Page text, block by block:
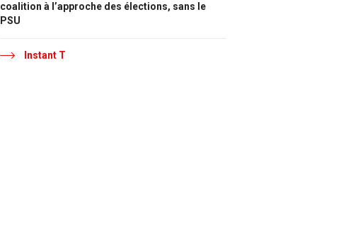
coalition à l’approche des élections, sans le
PSU
Instant T